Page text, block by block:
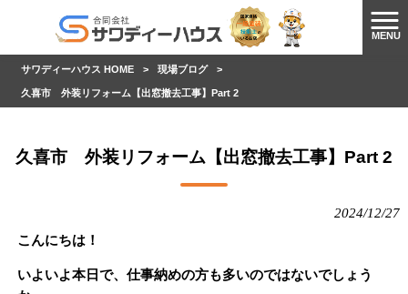
MENU
サワディーハウス HOME > 現場ブログ >
久喜市 外装リフォーム【出窓撤去工事】Part 2
久喜市 外装リフォーム【出窓撤去工事】Part 2
2024/12/27
こんにちは！
いよいよ本日で、仕事納めの方も多いのではないでしょう